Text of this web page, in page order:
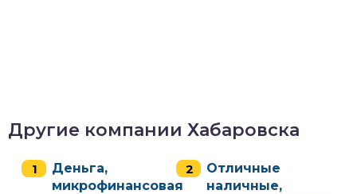
Другие компании Хабаровска
Деньга,
микрофинансовая
Отличные
наличные,